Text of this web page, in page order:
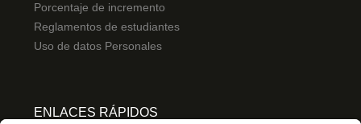
Porcentaje de incremento
Reglamentos de estudiantes
Uso de datos Personales
ENLACES RÁPIDOS